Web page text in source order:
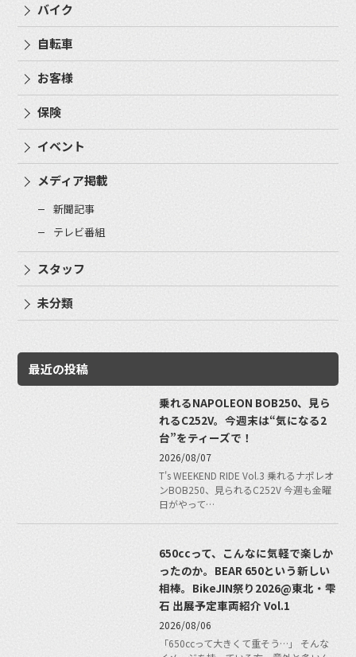
バイク
自転車
お客様
保険
イベント
メディア掲載
新聞記事
テレビ番組
スタッフ
未分類
最近の投稿
乗れるNAPOLEON BOB250、見ら
れるC252V。今週末は“気になる2
台”をティーズで！
2026/08/07
T's WEEKEND RIDE Vol.3 乗れるナポレオ
ンBOB250、見られるC252V 今週も金曜
日がやって…
650ccって、こんなに気軽で楽しか
ったのか。BEAR 650という新しい
相棒。BikeJIN祭り2026@東北・雫
石 出展予定車両紹介 Vol.1
2026/08/06
「650ccって大きくて重そう…」 そんな